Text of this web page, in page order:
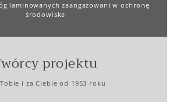
laminowanych zaangażowani w ochronę
środowiska
projektu
i za Ciebie od 1953 roku